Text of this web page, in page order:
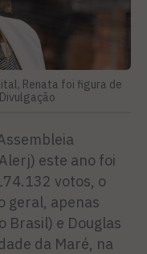
Renata foi figura de
este ano foi
votos, o
geral, apenas
Brasil) e Douglas
da Maré, na